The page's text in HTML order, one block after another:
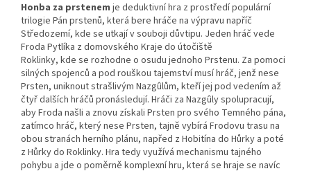
Honba za prstenem je deduktivní hra z prostředí populární
trilogie Pán prstenů, která bere hráče na výpravu napříč
Středozemí, kde se utkají v souboji důvtipu. Jeden hráč vede
Froda Pytlíka z domovského Kraje do útočiště
Roklinky, kde se rozhodne o osudu jednoho Prstenu. Za pomoci
silných spojenců a pod rouškou tajemství musí hráč, jenž nese
Prsten, uniknout strašlivým Nazgûlům, kteří jej pod vedením až
čtyř dalších hráčů pronásledují. Hráči za Nazgûly spolupracují,
aby Froda našli a znovu získali Prsten pro svého Temného pána,
zatímco hráč, který nese Prsten, tajně vybírá Frodovu trasu na
obou stranách herního plánu, napřed z Hobitína do Hůrky a poté
z Hůrky do Roklinky. Hra tedy využívá mechanismu tajného
pohybu a jde o poměrně komplexní hru, která se hraje se navíc